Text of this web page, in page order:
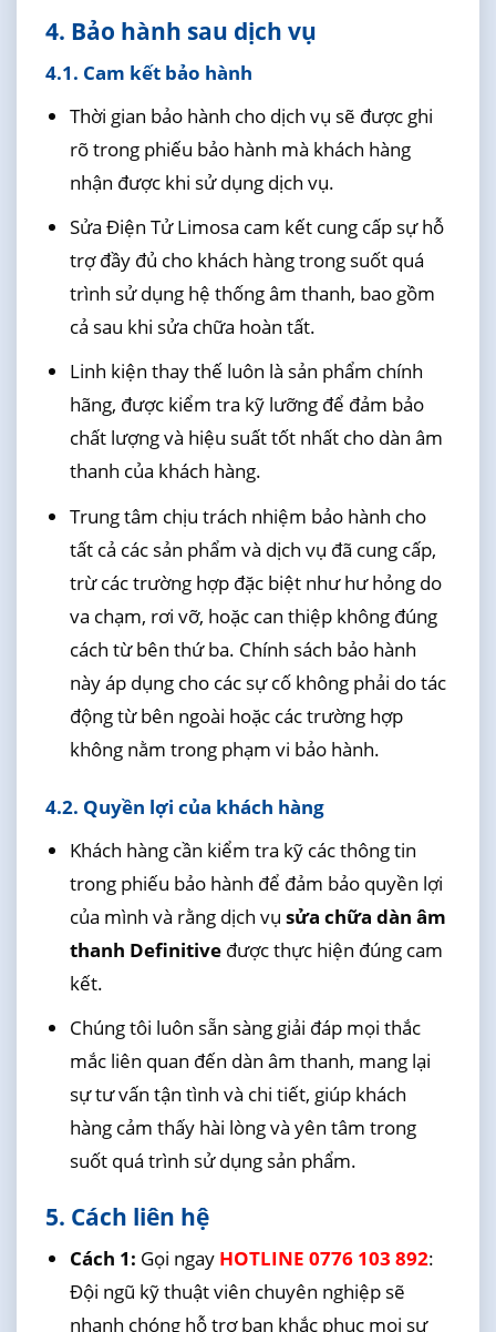
4. Bảo hành sau dịch vụ
4.1. Cam kết bảo hành
Thời gian bảo hành cho dịch vụ sẽ được ghi
rõ trong phiếu bảo hành mà khách hàng
nhận được khi sử dụng dịch vụ.
Sửa Điện Tử Limosa cam kết cung cấp sự hỗ
trợ đầy đủ cho khách hàng trong suốt quá
trình sử dụng hệ thống âm thanh, bao gồm
cả sau khi sửa chữa hoàn tất.
Linh kiện thay thế luôn là sản phẩm chính
hãng, được kiểm tra kỹ lưỡng để đảm bảo
chất lượng và hiệu suất tốt nhất cho dàn âm
thanh của khách hàng.
Trung tâm chịu trách nhiệm bảo hành cho
tất cả các sản phẩm và dịch vụ đã cung cấp,
trừ các trường hợp đặc biệt như hư hỏng do
va chạm, rơi vỡ, hoặc can thiệp không đúng
cách từ bên thứ ba. Chính sách bảo hành
này áp dụng cho các sự cố không phải do tác
động từ bên ngoài hoặc các trường hợp
không nằm trong phạm vi bảo hành.
4.2. Quyền lợi của khách hàng
Khách hàng cần kiểm tra kỹ các thông tin
trong phiếu bảo hành để đảm bảo quyền lợi
của mình và rằng dịch vụ sửa chữa dàn âm
thanh Definitiveđược thực hiện đúng cam
kết.
Chúng tôi luôn sẵn sàng giải đáp mọi thắc
mắc liên quan đến dàn âm thanh, mang lại
sự tư vấn tận tình và chi tiết, giúp khách
hàng cảm thấy hài lòng và yên tâm trong
suốt quá trình sử dụng sản phẩm.
5. Cách liên hệ
Cách 1: Gọi ngay HOTLINE 0776 103 892:
Đội ngũ kỹ thuật viên chuyên nghiệp sẽ
nhanh chóng hỗ trợ bạn khắc phục mọi sự